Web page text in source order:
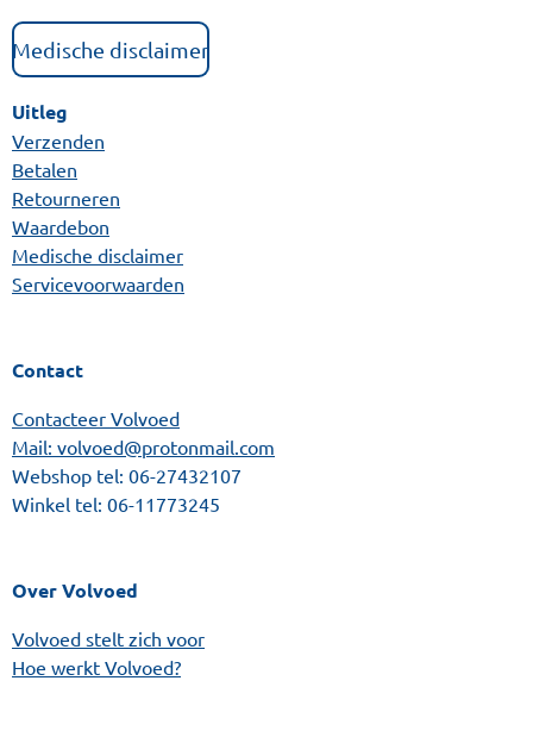
Medische disclaimer
Uitleg
Verzenden
Betalen
Retourneren
Waardebon
Medische disclaimer
Servicevoorwaarden
Contact
Contacteer Volvoed
Mail: volvoed@protonmail.com
Webshop tel: 06-27432107
Winkel tel: 06-11773245
Over Volvoed
Volvoed stelt zich voor
Hoe werkt Volvoed?